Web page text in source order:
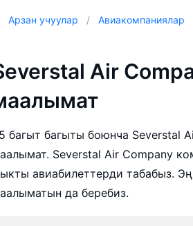
Арзан учуулар Авиакомпаниялар
Air
багыт багыты боюнча Severstal
Severstal Air Company
авиабилеттерди табабыз.
да беребиз.